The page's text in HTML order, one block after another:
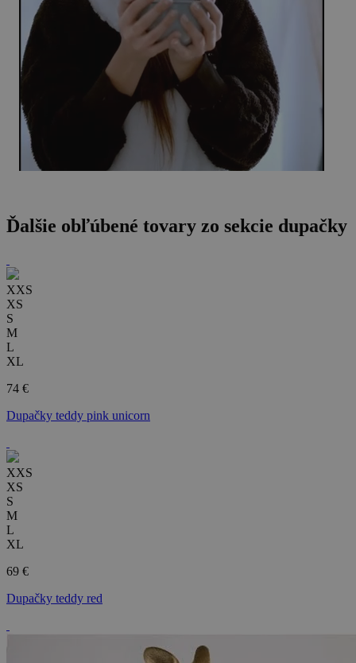
Ďalšie obľúbené tovary zo sekcie dupačky
XXS
XS
S
M
L
XL
74 €
Dupačky teddy pink unicorn
XXS
XS
S
M
L
XL
69 €
Dupačky teddy red